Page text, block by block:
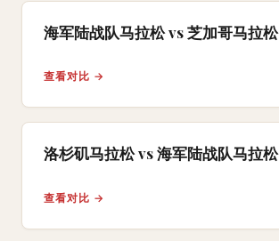
海军陆战队马拉松 vs 芝加哥马拉
查看对比 →
洛杉矶马拉松 vs 海军陆战队马拉松
查看对比 →